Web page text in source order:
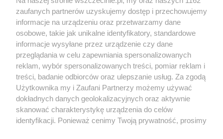
Więcej
20. urodzin portalu
wSzczecinie.pl
Regulamin konkursów
śniadaniówka "Hej
Szczecin! Jest piątek!"
Partnerzy
Praca Szczecin
zaufanych partnerów uzyskujemy dostęp i przechowujemy
informacje na urządzeniu oraz przetwarzamy dane
osobowe, takie jak unikalne identyfikatory, standardowe
informacje wysyłane przez urządzenie czy dane
przeglądania w celu zapewniania spersonalizowanych
reklam, wybór spersonalizowanych treści, pomiar reklam i
treści, badanie odbiorców oraz ulepszanie usług. Za zgodą
Użytkownika my i Zaufani Partnerzy możemy używać
dokładnych danych geolokalizacyjnych oraz aktywnie
skanować charakterystykę urządzenia do celów
identyfikacji. Ponieważ cenimy Twoją prywatność, prosimy